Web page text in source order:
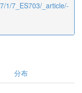
1/7_ES703/_article/-
分布